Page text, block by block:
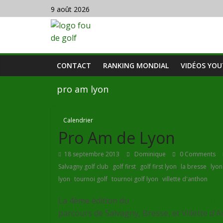
9 août 2026
CONTACT RANKING MONDIAL VIDÉOS
pro am lyon
Calendrier
Pro Am de Lyon
18 septembre 2013 Dominique 0 Comments
Salvagny golf club, golf first, golf first lyon, la bresse,
lyon, tournoi golf, tournoi golf lyon, villette d'anthon
La 4ème édition du
parcours de Salvagny, Bresse, et Villette